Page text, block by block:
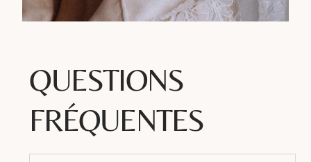
QUESTIONS
FRÉQUENTES